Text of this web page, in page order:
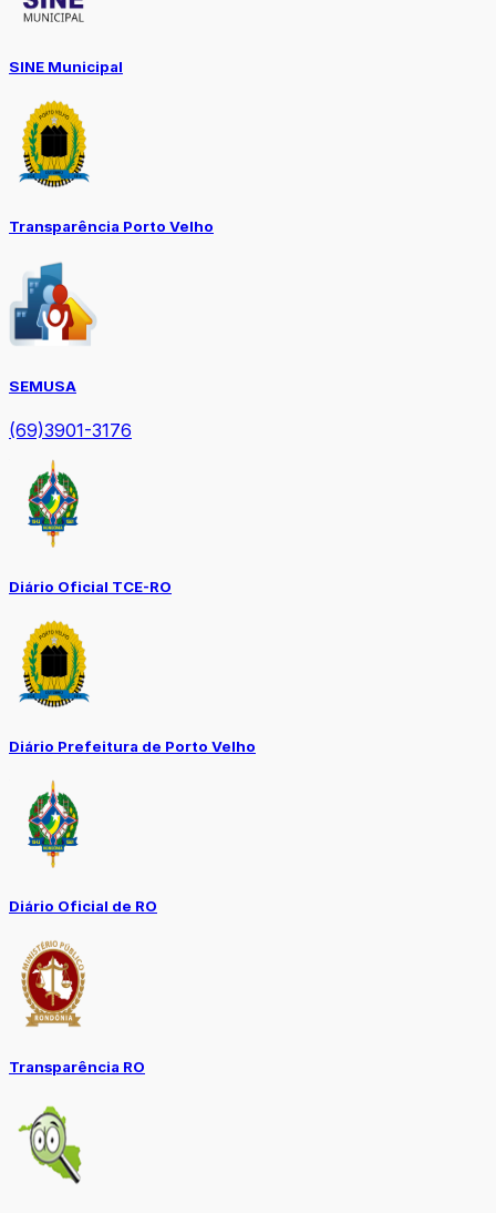
SINE Municipal
Transparência Porto Velho
SEMUSA
(69)3901-3176
Diário Oficial TCE-RO
Diário Prefeitura de Porto Velho
Diário Oficial de RO
Transparência RO